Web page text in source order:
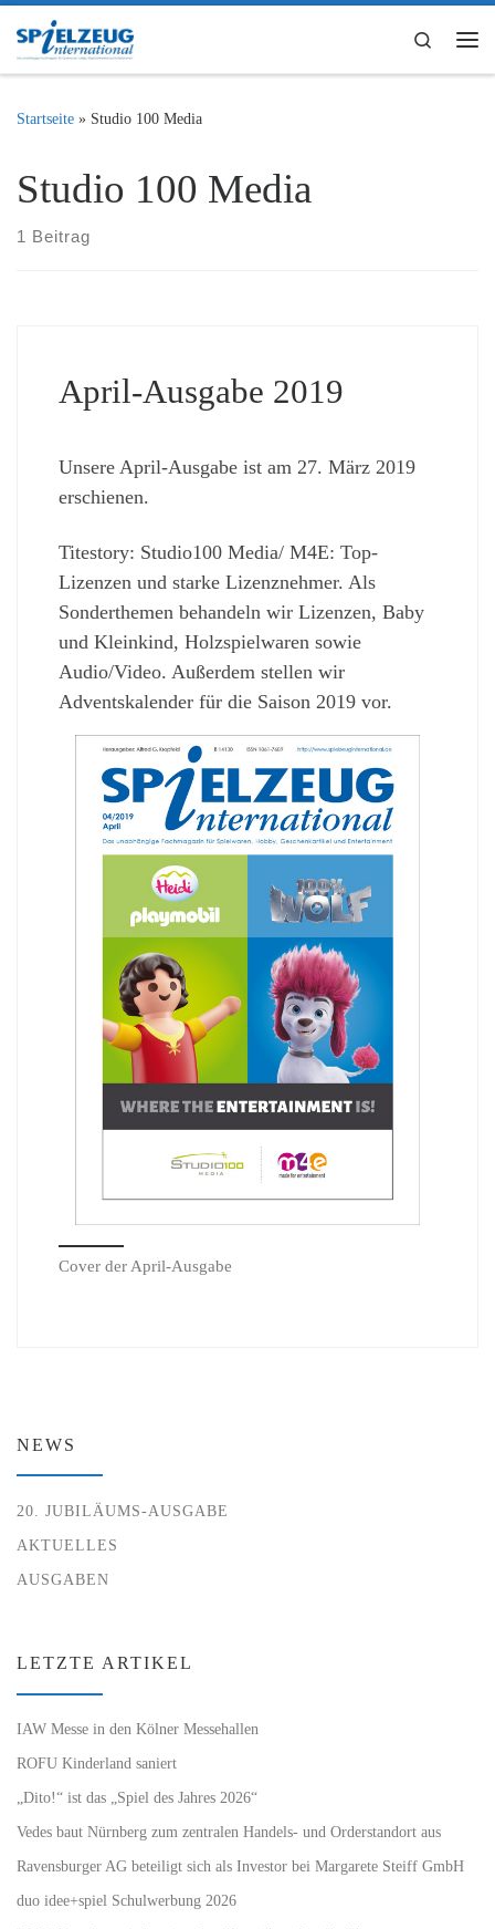
Zum Inhalt springen
Search
Startseite » Studio 100 Media
Studio 100 Media
1 Beitrag
April-Ausgabe 2019
Unsere April-Ausgabe ist am 27. März 2019
erschienen.
Titestory: Studio100 Media/ M4E: Top-
Lizenzen und starke Lizenznehmer. Als
Sonderthemen behandeln wir Lizenzen, Baby
und Kleinkind, Holzspielwaren sowie
Audio/Video. Außerdem stellen wir
Adventskalender für die Saison 2019 vor.
Cover der April-Ausgabe
NEWS
20. JUBILÄUMS-AUSGABE
AKTUELLES
AUSGABEN
LETZTE ARTIKEL
IAW Messe in den Kölner Messehallen
ROFU Kinderland saniert
„Dito!“ ist das „Spiel des Jahres 2026“
Vedes baut Nürnberg zum zentralen Handels- und Orderstandort aus
Ravensburger AG beteiligt sich als Investor bei Margarete Steiff GmbH
duo idee+spiel Schulwerbung 2026